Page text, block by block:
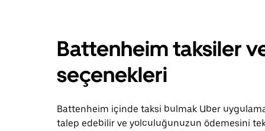
Battenheim taksiler
seçenekleri
Battenheim içinde taksi bulmak Uber
talep edebilir ve yolculuğunuzun ödemesini